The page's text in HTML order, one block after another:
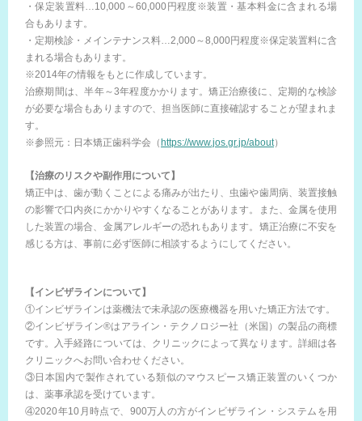
・保定装置料…10,000～60,000円程度※装置・基本料金に含まれる場
合もあります。
・定期検診・メインテナンス料…2,000～8,000円程度※保定装置料に含
まれる場合もあります。
※2014年の情報をもとに作成しています。
治療期間は、半年～3年程度かかります。矯正治療後に、定期的な検診
が必要な場合もありますので、担当医師に直接確認することが望まれま
す。
※参照元：日本矯正歯科学会（ https://www.jos.gr.jp/about）
【治療のリスクや副作用について】
矯正中は、歯が動くことによる痛みが出たり、虫歯や歯周病、装置接触
の影響で口内炎にかかりやすくなることがあります。また、金属を使用
した装置の場合、金属アレルギーの恐れもあります。矯正治療に不安を
感じる方は、事前に必ず医師に相談するようにしてください。
【インビザラインについて】
①インビザラインは薬機法で未承認の医療機器を用いた矯正方法です。
②インビザライン®はアライン・テクノロジー社（米国）の製品の商標
です。入手経路については、クリニックによって異なります。詳細は各
クリニックへお問い合わせください。
③日本国内で製作されている類似のマウスピース矯正装置のいくつか
は、薬事承認を受けています。
④2020年10月時点で、900万人の方がインビザライン・システムを用